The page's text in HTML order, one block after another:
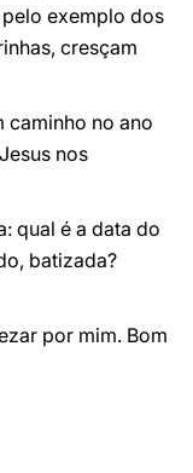
exemplo dos
cresçam
caminho no ano
nos
qual é a data do
batizada?
por mim. Bom